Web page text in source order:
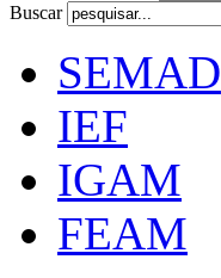
Buscar
SEMAD
IEF
IGAM
FEAM